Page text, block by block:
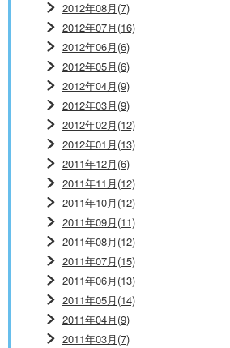
2012年08月(7)
2012年07月(16)
2012年06月(6)
2012年05月(6)
2012年04月(9)
2012年03月(9)
2012年02月(12)
2012年01月(13)
2011年12月(6)
2011年11月(12)
2011年10月(12)
2011年09月(11)
2011年08月(12)
2011年07月(15)
2011年06月(13)
2011年05月(14)
2011年04月(9)
2011年03月(7)